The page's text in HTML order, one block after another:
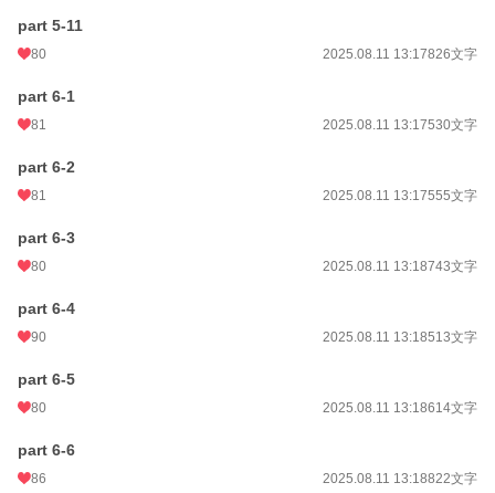
part 5-11
80 2025.08.11 13:17826文字
part 6-1
81 2025.08.11 13:17530文字
part 6-2
81 2025.08.11 13:17555文字
part 6-3
80 2025.08.11 13:18743文字
part 6-4
90 2025.08.11 13:18513文字
part 6-5
80 2025.08.11 13:18614文字
part 6-6
86 2025.08.11 13:18822文字